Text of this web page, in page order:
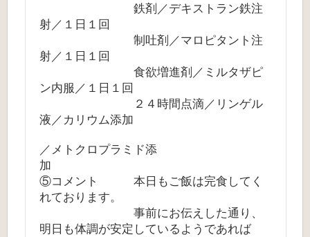
鉄剤／デキストラン鉄注
射／１日１回
制吐剤／マロピタント注
射／１日１回
食欲増進剤／ミルタザピ
ン内服／１日１回
２４時間点滴／リンゲル
液／カリウム添加
／メトクロプラミド添
加
⑤コメント 本日もご飯は完食してく
れております。
事前にお伝えした通り、
明日も体調が安定しているようであれば